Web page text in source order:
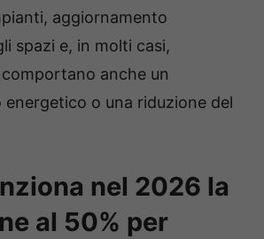
aggiornamento
spazi e, in molti casi,
anche un
o una riduzione del
nel 2026 la
al 50% per